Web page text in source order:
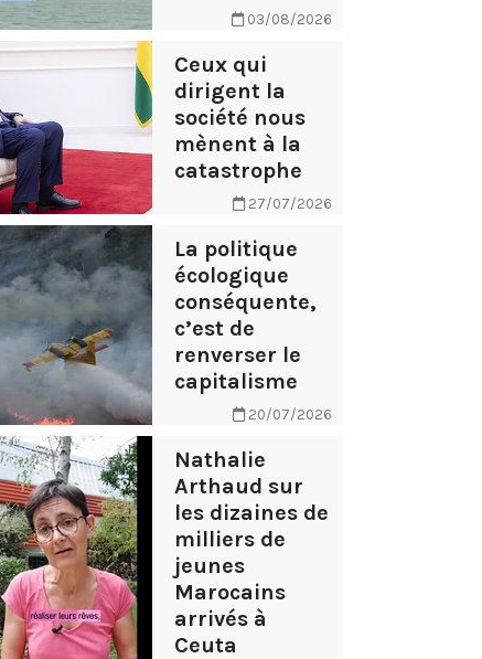
03/08/2026
Ceux qui
dirigent la
société nous
mènent à la
catastrophe
27/07/2026
La politique
écologique
conséquente,
c’est de
renverser le
capitalisme
20/07/2026
Nathalie
Arthaud sur
les dizaines de
milliers de
jeunes
Marocains
arrivés à
Ceuta